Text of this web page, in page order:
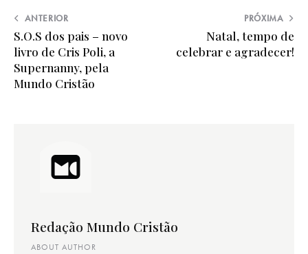
ANTERIOR
S.O.S dos pais – novo
livro de Cris Poli, a
Supernanny, pela
Mundo Cristão
PRÓXIMA
Natal, tempo de
celebrar e agradecer!
Redação Mundo Cristão
ABOUT AUTHOR